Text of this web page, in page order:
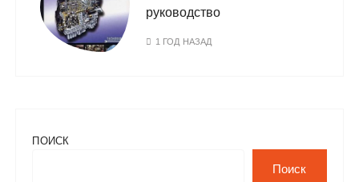
руководство
1 ГОД НАЗАД
ПОИСК
Поиск